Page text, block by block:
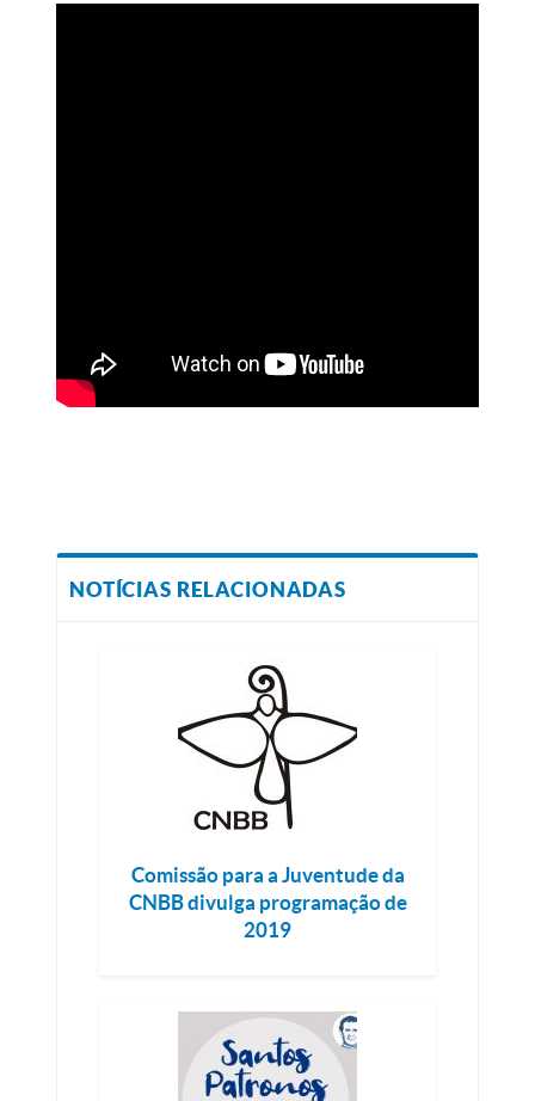
NOTÍCIAS RELACIONADAS
Comissão para a Juventude da
CNBB divulga programação de
2019